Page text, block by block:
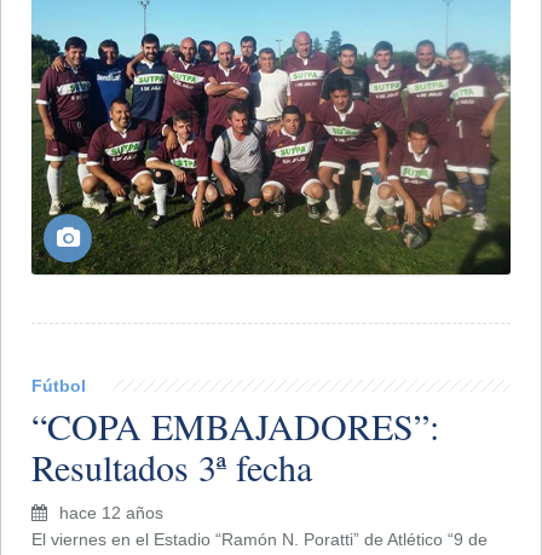
Fútbol
“COPA EMBAJADORES”:
Resultados 3ª fecha
hace 12 años
El viernes en el Estadio “Ramón N. Poratti” de Atlético “9 de